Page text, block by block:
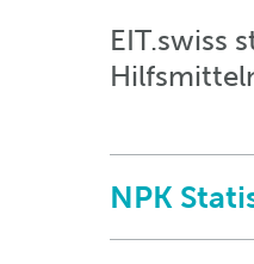
EIT.swiss
NPK